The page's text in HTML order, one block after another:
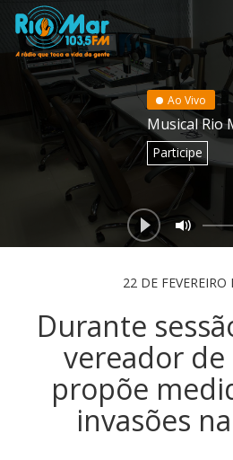
Ao Vivo
Musical Rio
Participe
22 DE
Durante
vereador de
propõe
invasões